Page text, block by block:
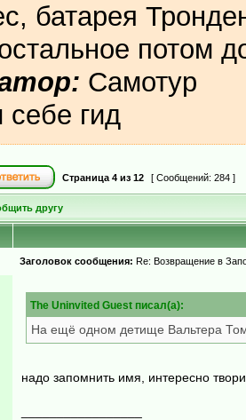
батарея
потом
Самотур
гид
Страница 4 из 12 [ Сообщений: 284 ]
другу
Заголовок сообщения: Re: Возвращение в
The Uninvited Guest писал(а):
На ещё одном детище Вальтера
надо запомнить имя, интересно